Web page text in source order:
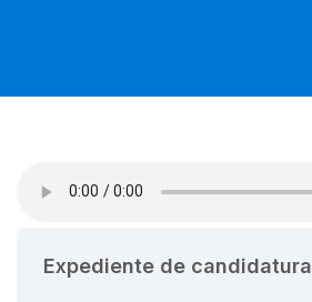
Expediente de